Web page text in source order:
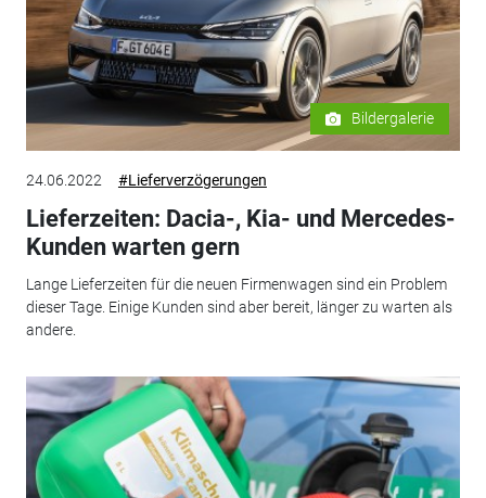
Bildergalerie
24.06.2022 #Lieferverzögerungen
Lieferzeiten: Dacia-, Kia- und Mercedes-
Kunden warten gern
Lange Lieferzeiten für die neuen Firmenwagen sind ein Problem
dieser Tage. Einige Kunden sind aber bereit, länger zu warten als
andere.